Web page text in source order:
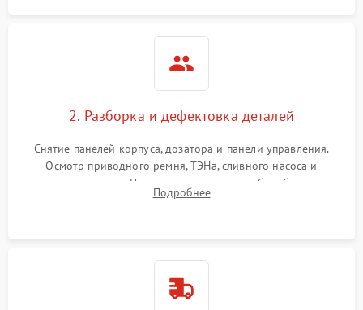
2. Разборка и дефектовка деталей
Снятие панелей корпуса, дозатора и панели управления.
Осмотр приводного ремня, ТЭНа, сливного насоса и
амортизаторов. Проверка подшипников барабана и
крестовины на износ, а манжеты люка на разрывы.
Подробнее